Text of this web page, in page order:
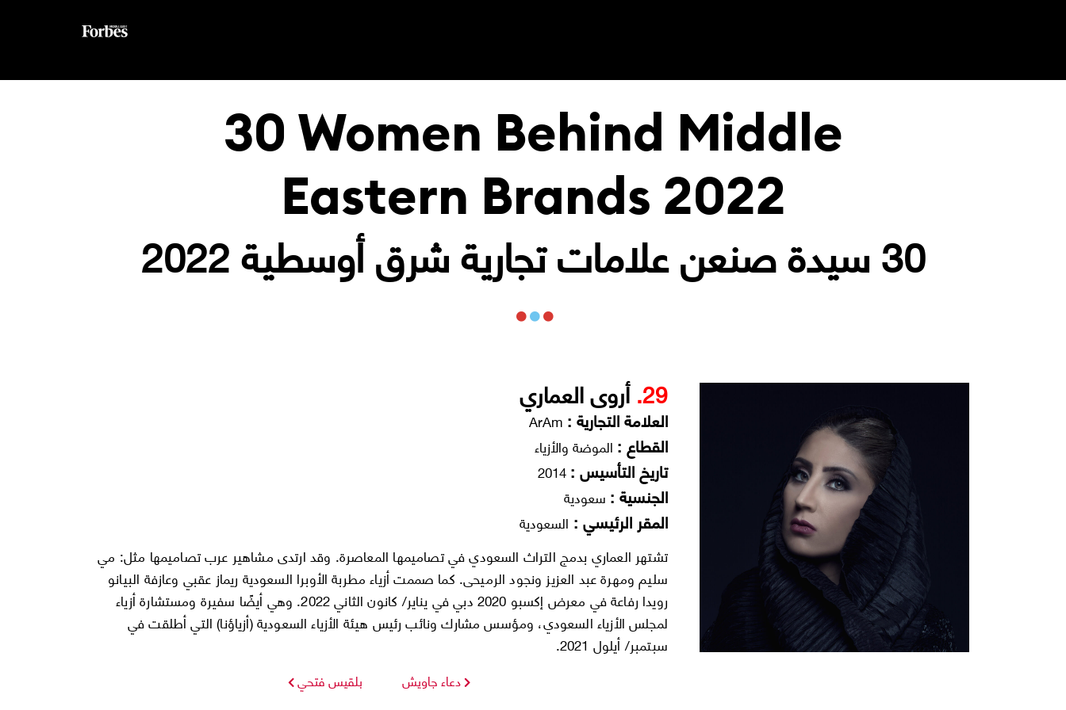
30 Women Behind Middle
Eastern Brands 2022
30 سيدة صنعن علامات تجارية شرق أوسطية 2022
29. أروى العماري
العلامة التجارية :
القطاع : الموضة والأزياء
تاريخ التأسيس :
الجنسية : سعودية
المقر الرئيسي : السعودية
تشتهر العماري بدمج التراث السعودي في تصاميمها المعاصرة. وقد ارتدى مشاهير عرب تصاميمها مثل: مي
سليم ومهرة عبد العزيز ونجود الرميحى. كما صممت أزياء مطربة الأوبرا السعودية ريماز عقبي وعازفة البيانو
رويدا رفاعة في معرض إكسبو 2020 دبي في يناير/ كانون الثاني 2022. وهي أيضًا سفيرة ومستشارة أزياء
لمجلس الأزياء السعودي، ومؤسس مشارك ونائب رئيس هيئة الأزياء السعودية (أزياؤنا) التي أطلقت في
سبتمبر/ أيلول 2021.
بلقيس فتحي دعاء جاويش